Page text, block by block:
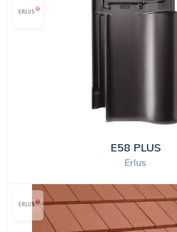
E58 PLUS
Erlus